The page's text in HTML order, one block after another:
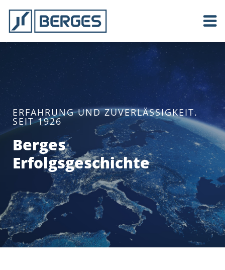
ERFAHRUNG UND ZUVERLÄSSIGKEIT.
SEIT 1926
Berges
Erfolgsgeschichte